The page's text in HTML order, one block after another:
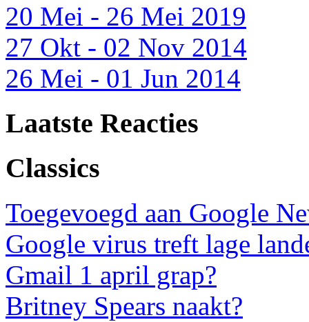
20 Mei - 26 Mei 2019
27 Okt - 02 Nov 2014
26 Mei - 01 Jun 2014
Laatste Reacties
Classics
Toegevoegd aan Google
Google virus treft lage
Gmail 1 april grap?
Britney Spears naakt?